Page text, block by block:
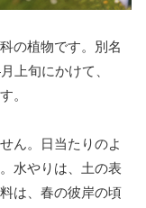
の植物です。別名
上旬にかけて、
。
ん。日当たりのよ
水やりは、土の表
は、春の彼岸の頃